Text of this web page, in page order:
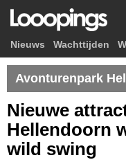
Nieuws Wachttijden
Avonturenpark
Nieuwe
Hellendoorn
wild swing